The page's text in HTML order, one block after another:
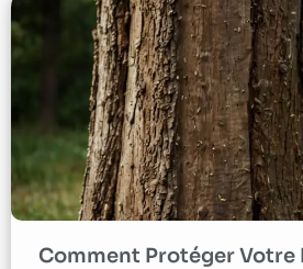
Comment Protéger Votre